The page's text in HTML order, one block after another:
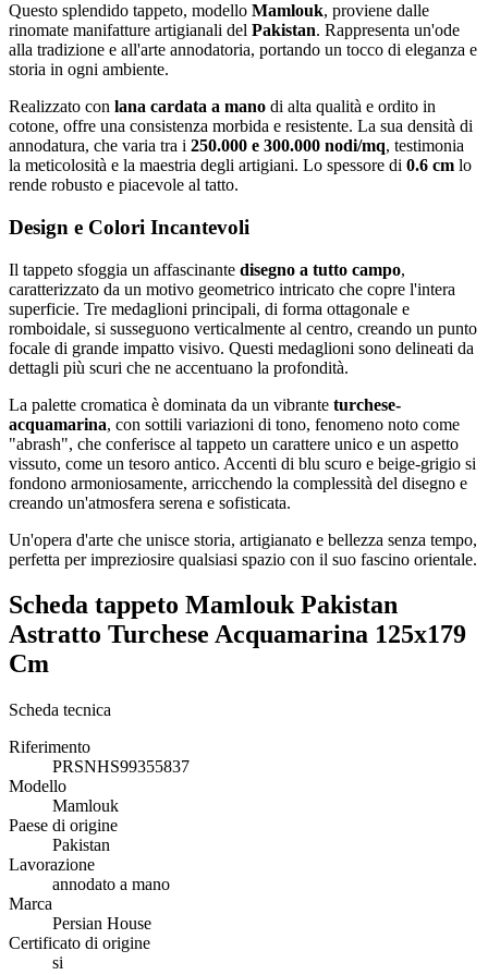
Questo splendido tappeto, modello Mamlouk, proviene dalle
rinomate manifatture artigianali del Pakistan. Rappresenta un'ode
alla tradizione e all'arte annodatoria, portando un tocco di eleganza e
storia in ogni ambiente.
Realizzato con lana cardata a mano di alta qualità e ordito in
cotone, offre una consistenza morbida e resistente. La sua densità di
annodatura, che varia tra i 250.000 e 300.000 nodi/mq, testimonia
la meticolosità e la maestria degli artigiani. Lo spessore di 0.6 cm lo
rende robusto e piacevole al tatto.
Design e Colori Incantevoli
Il tappeto sfoggia un affascinante disegno a tutto campo,
caratterizzato da un motivo geometrico intricato che copre l'intera
superficie. Tre medaglioni principali, di forma ottagonale e
romboidale, si susseguono verticalmente al centro, creando un punto
focale di grande impatto visivo. Questi medaglioni sono delineati da
dettagli più scuri che ne accentuano la profondità.
La palette cromatica è dominata da un vibrante turchese-
acquamarina, con sottili variazioni di tono, fenomeno noto come
"abrash", che conferisce al tappeto un carattere unico e un aspetto
vissuto, come un tesoro antico. Accenti di blu scuro e beige-grigio si
fondono armoniosamente, arricchendo la complessità del disegno e
creando un'atmosfera serena e sofisticata.
Un'opera d'arte che unisce storia, artigianato e bellezza senza tempo,
perfetta per impreziosire qualsiasi spazio con il suo fascino orientale.
Scheda tappeto Mamlouk Pakistan
Astratto Turchese Acquamarina 125x179
Cm
Scheda tecnica
Riferimento
PRSNHS99355837
Modello
Mamlouk
Paese di origine
Pakistan
Lavorazione
annodato a mano
Marca
Persian House
Certificato di origine
si